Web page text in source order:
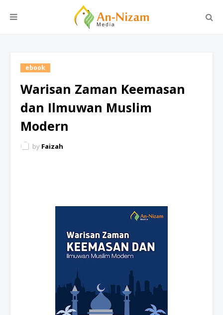
ebook
Warisan Zaman Keemasan
dan Ilmuwan Muslim
Modern
by Faizah